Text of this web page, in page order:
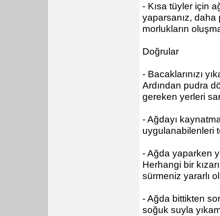
- Kısa tüyler için
yaparsanız, daha
morlukların
Doğrular
- Bacaklarınızı
Ardından pudra
gereken yerleri
- Ağdayı
uygulanabilenleri
- Ağda yaparken
Herhangi bir
sürmeniz yararlı
- Ağda bittikten
soğuk suyla